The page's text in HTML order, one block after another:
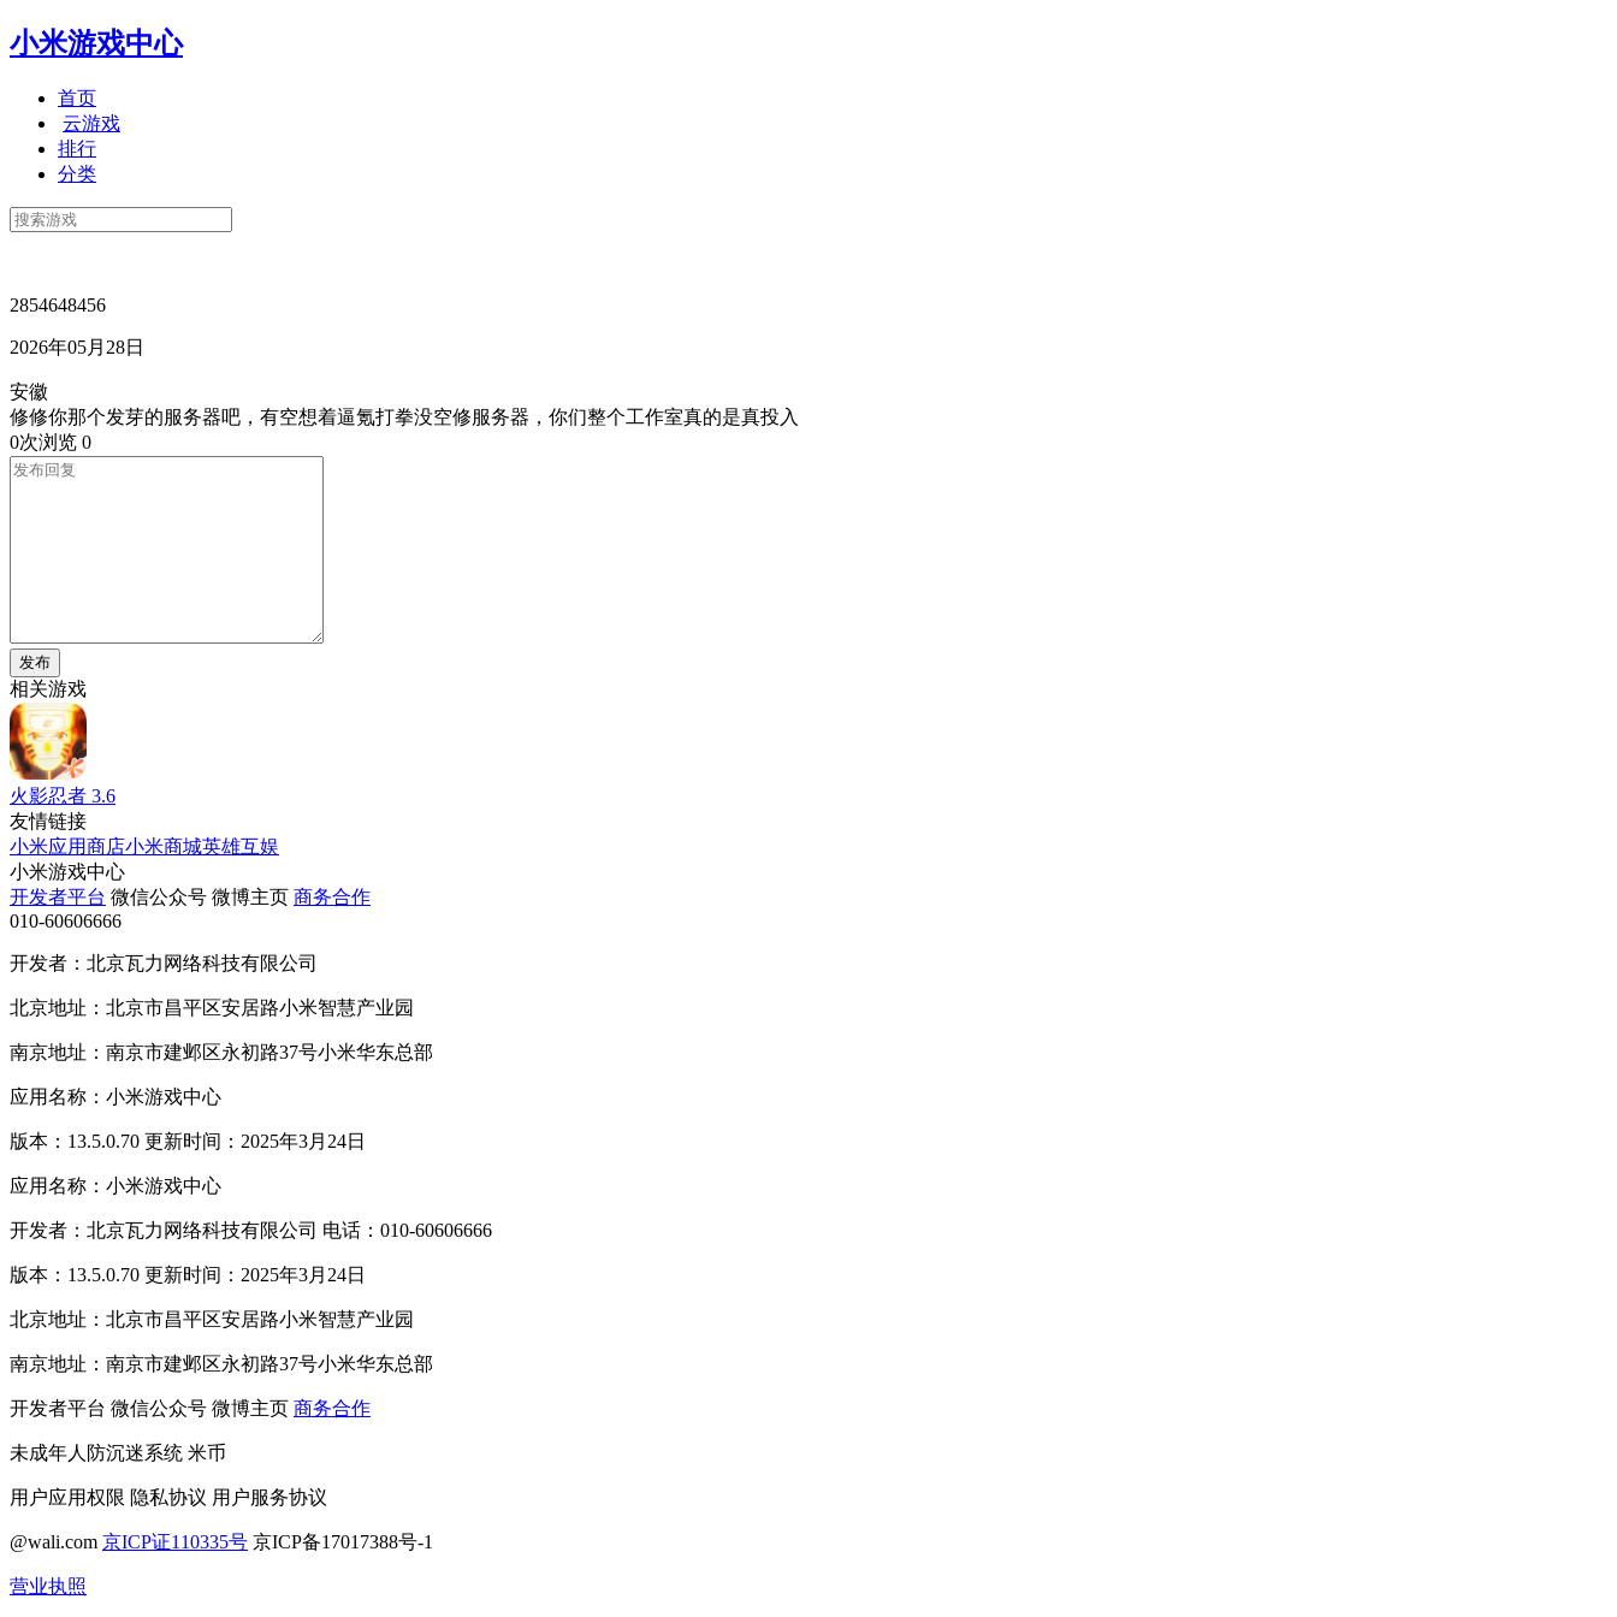
小米游戏中心
首页
云游戏
排行
分类
2854648456
2026年05月28日
安徽
修修你那个发芽的服务器吧，有空想着逼氪打拳没空修服务器，你们整个工作室真的是真投入
0次浏览 0
发布
相关游戏
火影忍者 3.6
友情链接
小米应用商店小米商城英雄互娱
小米游戏中心
开发者平台 微信公众号 微博主页 商务合作
010-60606666
开发者：北京瓦力网络科技有限公司
北京地址：北京市昌平区安居路小米智慧产业园
南京地址：南京市建邺区永初路37号小米华东总部
应用名称：小米游戏中心
版本：13.5.0.70 更新时间：2025年3月24日
应用名称：小米游戏中心
开发者：北京瓦力网络科技有限公司 电话：010-60606666
版本：13.5.0.70 更新时间：2025年3月24日
北京地址：北京市昌平区安居路小米智慧产业园
南京地址：南京市建邺区永初路37号小米华东总部
开发者平台 微信公众号 微博主页 商务合作
未成年人防沉迷系统 米币
用户应用权限 隐私协议 用户服务协议
@wali.com 京ICP证110335号 京ICP备17017388号-1
营业执照